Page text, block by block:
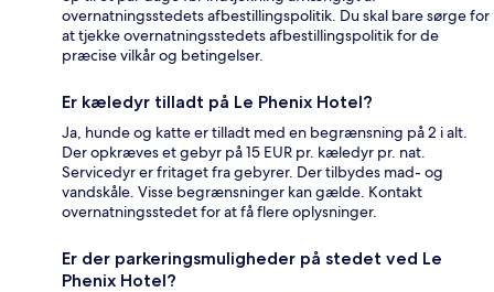
overnatningsstedets afbestillingspolitik. Du skal bare sørge for
at tjekke overnatningsstedets afbestillingspolitik for de
præcise vilkår og betingelser.
Er kæledyr tilladt på Le Phenix Hotel?
Ja, hunde og katte er tilladt med en begrænsning på 2 i alt.
Der opkræves et gebyr på 15 EUR pr. kæledyr pr. nat.
Servicedyr er fritaget fra gebyrer. Der tilbydes mad- og
vandskåle. Visse begrænsninger kan gælde. Kontakt
overnatningsstedet for at få flere oplysninger.
Er der parkeringsmuligheder på stedet ved Le
Phenix Hotel?